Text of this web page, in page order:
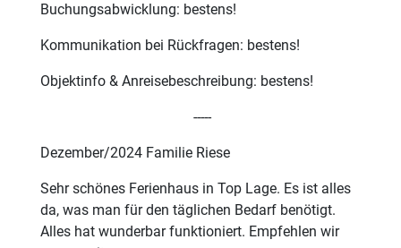
Buchungsabwicklung: bestens!
Kommunikation bei Rückfragen: bestens!
Objektinfo & Anreisebeschreibung: bestens!
-----
Dezember/2024 Familie Riese
Sehr schönes Ferienhaus in Top Lage. Es ist alles
da, was man für den täglichen Bedarf benötigt.
Alles hat wunderbar funktioniert. Empfehlen wir